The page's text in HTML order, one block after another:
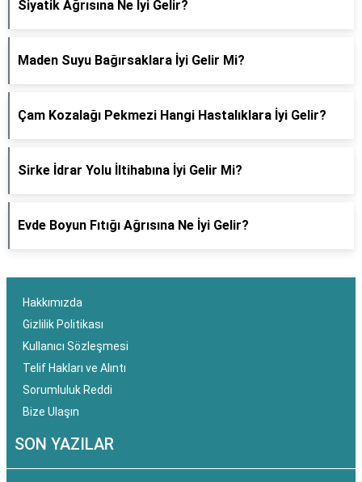
Siyatik Ağrısına Ne İyi Gelir?
Maden Suyu Bağırsaklara İyi Gelir Mi?
Çam Kozalağı Pekmezi Hangi Hastalıklara İyi Gelir?
Sirke İdrar Yolu İltihabına İyi Gelir Mi?
Evde Boyun Fıtığı Ağrısına Ne İyi Gelir?
Hakkımızda
Gizlilik Politikası
Kullanıcı Sözleşmesi
Telif Hakları ve Alıntı
Sorumluluk Reddi
Bize Ulaşın
SON YAZILAR